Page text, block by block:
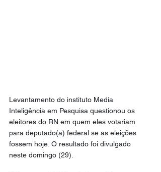
Levantamento do instituto Media
Inteligência em Pesquisa questionou os
eleitores do RN em quem eles votariam
para deputado(a) federal se as eleições
fossem hoje. O resultado foi divulgado
neste domingo (29).